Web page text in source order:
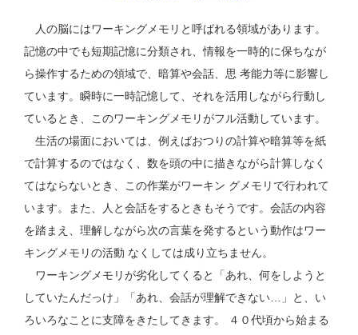
人の脳にはワーキングメモリと呼ばれる領域があります。
記憶の中でも短期記憶に分類され、情報を一時的に保ちなが
ら操作するための領域で、暗算や会話、思 考能力等に影響し
ています。瞬時に一時記憶して、それを活用しながら行動し
ているとき、このワーキングメモリがフル活動しています。
生活の場面においては、例えばおつりの計算や暗算等を紙
で計算するのではなく、数を頭の中に描きながら計算しなく
てはならないとき、この作業がワーキン グメモリで行われて
います。また、人と会話をするときもそうです。会話の内容
を踏まえ、理解しながら次の言葉を発するという動作はワー
キングメモリの活動 なくしては成り立ちません。
ワーキングメモリが劣化してくると「あれ、何をしようと
していたんだっけ」「あれ、会話が理解できない…」と、い
ろいろなことに支障をきたしてきます。 ４０代頃から始まる